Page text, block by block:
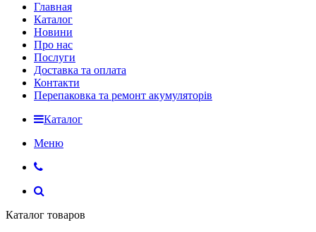
Главная
Каталог
Новини
Про нас
Послуги
Доставка та оплата
Контакти
Перепаковка та ремонт акумуляторів
Каталог
Меню
Каталог товаров